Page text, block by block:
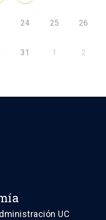
24 25 26
31 1 2
UC